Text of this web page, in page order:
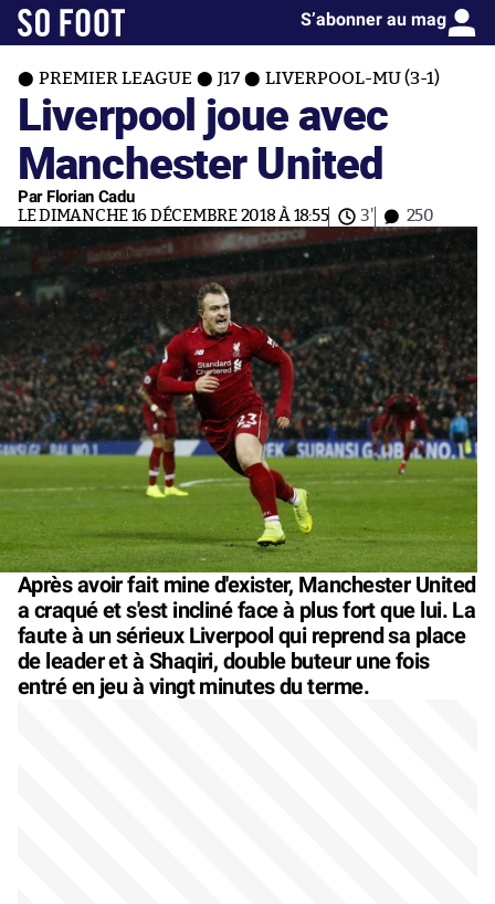
S’abonner au mag
PREMIER LEAGUE J17 LIVERPOOL-MU (3-1)
Liverpool joue avec
Manchester United
Par Florian Cadu
LE DIMANCHE 16 DÉCEMBRE 2018 À 18:55 3' 250
Après avoir fait mine d'exister, Manchester United
a craqué et s'est incliné face à plus fort que lui. La
faute à un sérieux Liverpool qui reprend sa place
de leader et à Shaqiri, double buteur une fois
entré en jeu à vingt minutes du terme.